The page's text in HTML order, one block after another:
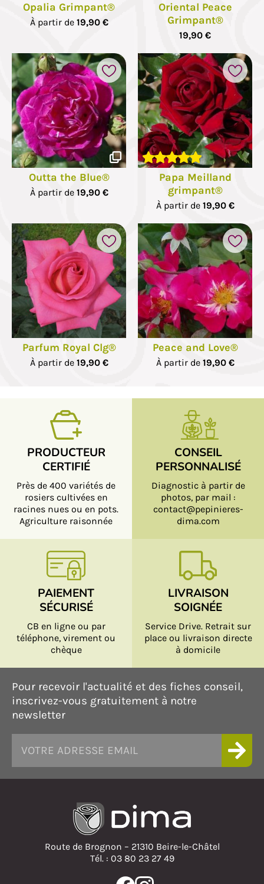
Opalia Grimpant®
À partir de 19,90 €
Oriental Peace
Grimpant®
19,90 €
Outta the Blue®
À partir de 19,90 €
Papa Meilland
grimpant®
À partir de 19,90 €
Parfum Royal Clg®
À partir de 19,90 €
Peace and Love®
À partir de 19,90 €
PRODUCTEUR
CERTIFIÉ
Près de 400 variétés de
rosiers cultivées en
racines nues ou en pots.
Agriculture raisonnée
CONSEIL
PERSONNALISÉ
Diagnostic à partir de
photos, par mail :
contact@pepinieres-
dima.com
PAIEMENT
SÉCURISÉ
CB en ligne ou par
téléphone, virement ou
chèque
LIVRAISON
SOIGNÉE
Service Drive. Retrait sur
place ou livraison directe
à domicile
Pour recevoir l'actualité et des fiches conseil,
inscrivez-vous gratuitement à notre
newsletter
Route de Brognon – 21310 Beire-le-Châtel
Tél. : 03 80 23 27 49